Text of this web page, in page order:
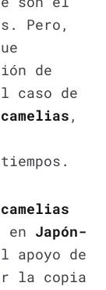
Pero,
de
caso de
,
en Japón-
de
la copia